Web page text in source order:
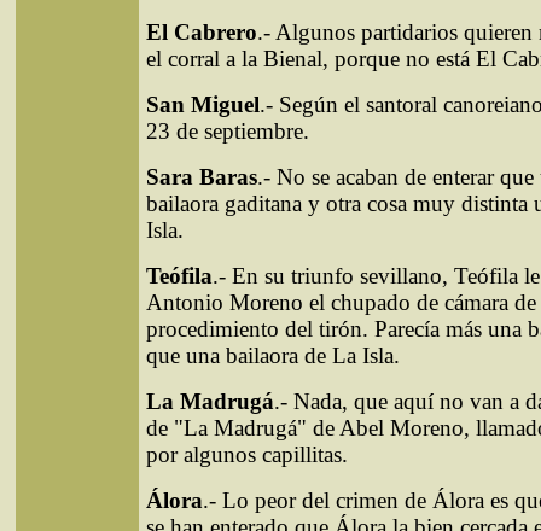
El Cabrero.- Algunos partidarios quieren
el corral a la Bienal, porque no está El
San Miguel.- Según el santoral
23 de septiembre.
Sara Baras.- No se acaban de enterar que
bailaora gaditana y otra cosa muy distinta
Isla.
Teófila.- En su triunfo sevillano, Teófila le
Antonio Moreno el chupado de cámara de
procedimiento del tirón. Parecía más una
que una bailaora de La Isla.
La Madrugá.- Nada, que aquí no van a
de "La Madrugá" de Abel Moreno,
por algunos capillitas.
Álora.- Lo peor del crimen de Álora es